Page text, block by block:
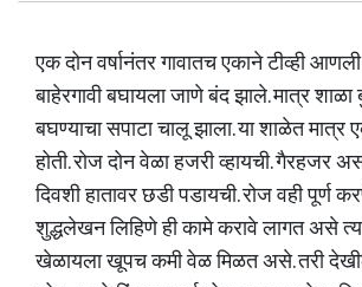
एक दोन वर्षानंतर गावातच एकाने टीव्ही
बाहेरगावी बघायला जाणे बंद झाले. मात्र
बघण्याचा सपाटा चालू झाला. या शाळेत
होती. रोज दोन वेळा हजरी व्हायची. गैरहजर
दिवशी हातावर छडी पडायची. रोज वही पूर्ण
शुद्धलेखन लिहिणे ही कामे करावे लागत असे
खेळायला खूपच कमी वेळ मिळत असे. तरी